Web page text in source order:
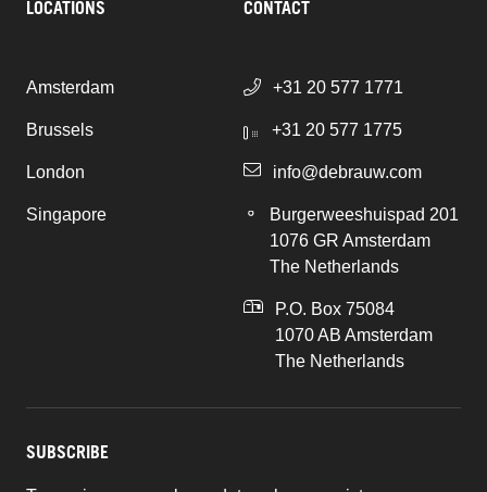
LOCATIONS
Amsterdam
Brussels
London
Singapore
CONTACT
+31 20 577 1771
+31 20 577 1775
info@debrauw.com
Burgerweeshuispad 201
1076 GR Amsterdam
The Netherlands
P.O. Box 75084
1070 AB Amsterdam
The Netherlands
SUBSCRIBE